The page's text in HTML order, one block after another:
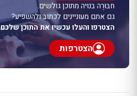
חבּוּרֶה בנויה מתוכן גולשים.
גם אתם מעוניינים לכתוב ולהשפיע?
הצטרפו והעלו עכשיו את התוכן שלכם
הצטרפות